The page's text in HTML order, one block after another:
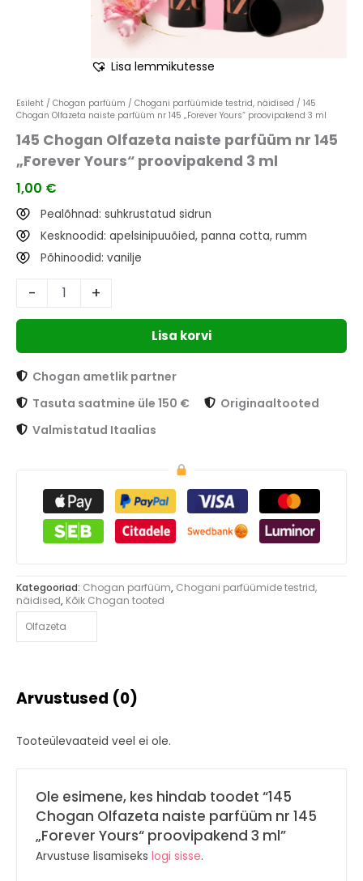
Lisa lemmikutesse
Esileht / Chogan parfüüm / Chogani parfüümide testrid, näidised / 145
Chogan Olfazeta naiste parfüüm nr 145 „Forever Yours“ proovipakend 3 ml
145 Chogan Olfazeta naiste parfüüm nr 145
„Forever Yours“ proovipakend 3 ml
1,00 €
Pealõhnad: suhkrustatud sidrun
Kesknoodid: apelsinipuuõied, panna cotta, rumm
Põhinoodid: vanilje
- +
Lisa korvi
Chogan ametlik partner
Tasuta saatmine üle 150 €
Originaaltooted
Valmistatud Itaalias
Kategooriad: Chogan parfüüm, Chogani parfüümide testrid,
näidised, Kõik Chogan tooted
Olfazeta
Arvustused (0)
Tooteülevaateid veel ei ole.
Ole esimene, kes hindab toodet “145
Chogan Olfazeta naiste parfüüm nr 145
„Forever Yours“ proovipakend 3 ml”
Arvustuse lisamiseks logi sisse.